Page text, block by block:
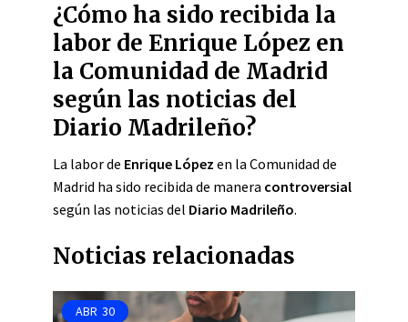
¿Cómo ha sido recibida la
labor de Enrique López en
la Comunidad de Madrid
según las noticias del
Diario Madrileño?
La labor de Enrique López en la Comunidad de
Madrid ha sido recibida de manera controversial
según las noticias del Diario Madrileño.
Noticias relacionadas
ABR 30